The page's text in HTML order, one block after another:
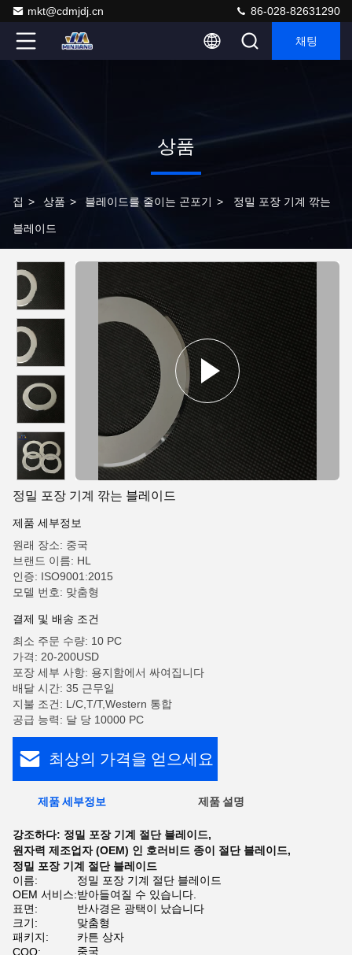
mkt@cdmjdj.cn 86-028-82631290
채팅
상품
집 > 상품 > 블레이드를 줄이는 곤포기 > 정밀 포장 기계 깎는
블레이드
정밀 포장 기계 깎는 블레이드
제품 세부정보
원래 장소: 중국
브랜드 이름: HL
인증: ISO9001:2015
모델 번호: 맞춤형
결제 및 배송 조건
최소 주문 수량: 10 PC
가격: 20-200USD
포장 세부 사항: 용지함에서 싸여집니다
배달 시간: 35 근무일
지불 조건: L/C,T/T,Western 통합
공급 능력: 달 당 10000 PC
최상의 가격을 얻으세요
제품 세부정보 제품 설명
강조하다: 정밀 포장 기계 절단 블레이드,
원자력 제조업자 (OEM) 인 호러비드 종이 절단 블레이드,
정밀 포장 기계 절단 블레이드
이름:
정밀 포장 기계 절단 블레이드
OEM 서비스:받아들여질 수 있습니다.
표면:
반사경은 광택이 났습니다
크기:
맞춤형
패키지:
카튼 상자
COO:
중국